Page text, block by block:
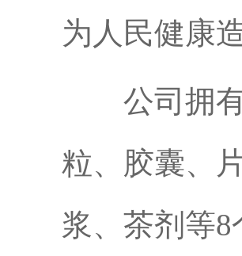
为人民健康
公司拥有7
粒、胶囊、
浆、茶剂等